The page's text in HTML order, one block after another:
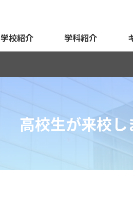
学校紹介 学科紹介
高校生が来校し